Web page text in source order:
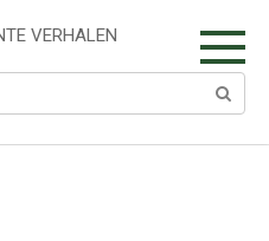
VERHALEN